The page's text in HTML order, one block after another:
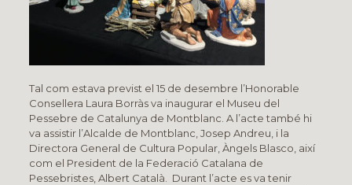
Tal com estava previst el 15 de desembre l’Honorable
Consellera Laura Borràs va inaugurar el Museu del
Pessebre de Catalunya de Montblanc. A l’acte també hi
va assistir l’Alcalde de Montblanc, Josep Andreu, i la
Directora General de Cultura Popular, Àngels Blasco, així
com el President de la Federació Catalana de
Pessebristes, Albert Català. Durant l’acte es va tenir